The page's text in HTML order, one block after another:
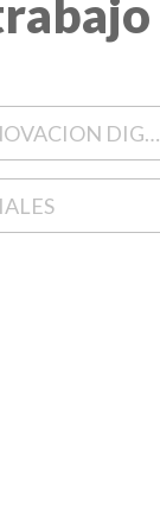
CONSULTORIA DE INNOVACION DIGITAL